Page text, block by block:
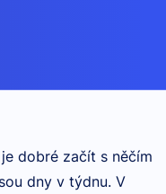
dobré začít s něčím
dny v týdnu. V